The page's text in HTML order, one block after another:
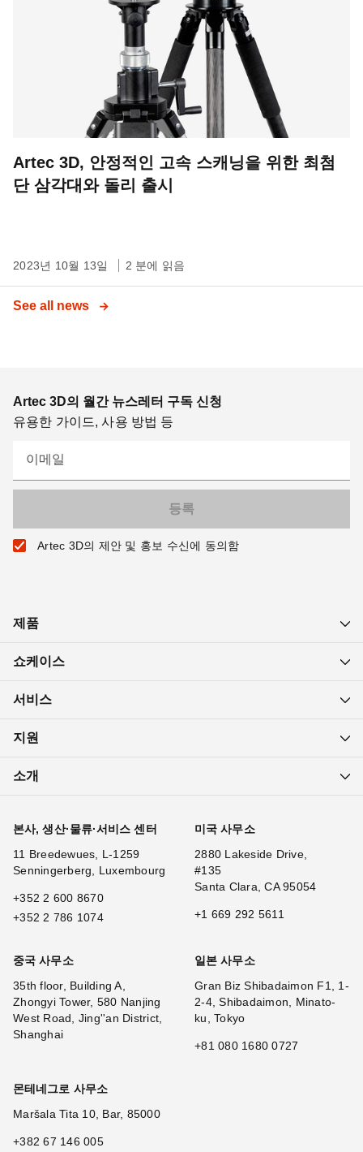
Artec 3D, 안정적인 고속 스캐닝을 위한 최첨
단 삼각대와 돌리 출시
2023년 10월 13일 2 분에 읽음
See all news
Artec 3D의 월간 뉴스레터 구독 신청
유용한 가이드, 사용 방법 등
이메일
Artec 3D의 제안 및 홍보 수신에 동의함
제품
쇼케이스
서비스
지원
소개
본사, 생산·물류·서비스 센터
11 Breedewues, L-1259
Senningerberg, Luxembourg
+352 2 600 8670
+352 2 786 1074
미국 사무소
2880 Lakeside Drive,
#135
Santa Clara, CA 95054
+1 669 292 5611
중국 사무소
35th floor, Building A,
Zhongyi Tower, 580 Nanjing
West Road, Jing''an District,
Shanghai
일본 사무소
Gran Biz Shibadaimon F1, 1-
2-4, Shibadaimon, Minato-
ku, Tokyo
+81 080 1680 0727
몬테네그로 사무소
Maršala Tita 10, Bar, 85000
+382 67 146 005